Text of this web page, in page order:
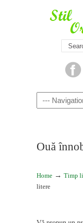
Navigation
Ouă
Home → Timp
litere